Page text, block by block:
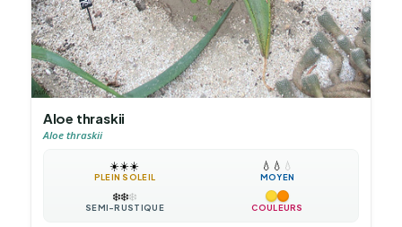
Aloe thraskii
Aloe thraskii
☀️☀️☀️
PLEIN SOLEIL
💧 💧 💧
MOYEN
❄️❄️❄️
SEMI-RUSTIQUE COULEURS